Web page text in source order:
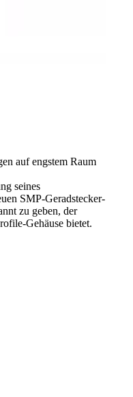
auf engstem Raum
seines
SMP-Geradstecker-
zu geben, der
Gehäuse bietet.